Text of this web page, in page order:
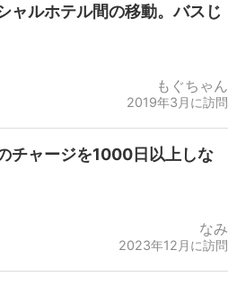
ャルホテル間の移動。バスじ
もぐちゃん
2019年3月に訪問
チャージを1000日以上しな
なみ
2023年12月に訪問